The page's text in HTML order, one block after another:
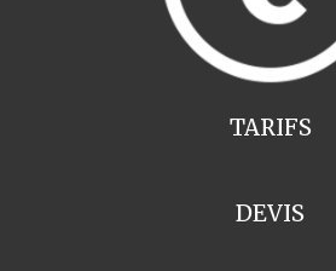
TARIFS
DEVIS